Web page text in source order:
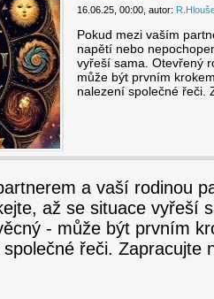
16.06.25, 00:00, autor:
Pokud mezi vaším
napětí nebo
vyřeší sama. Otevřený
může být prvním
nalezení společné řeči.
a vaší rodinou
až se situace vyřeší
- může být prvním
řeči. Zapracujte